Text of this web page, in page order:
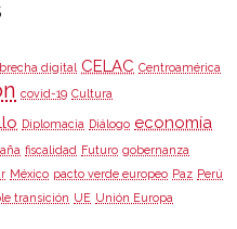
brecha digital CELAC Centroamérica
covid-19 Cultura
Diplomacia Diálogo economía
fiscalidad Futuro gobernanza
México pacto verde europeo Paz Perú
transición UE Unión Europa